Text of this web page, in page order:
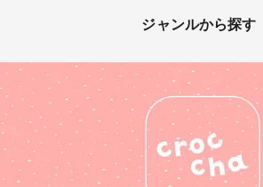
ジャンルから探す